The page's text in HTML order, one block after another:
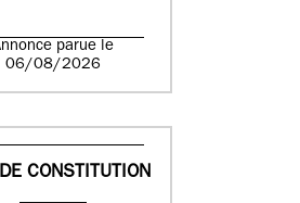
parue le
06/08/2026
CONSTITUTION